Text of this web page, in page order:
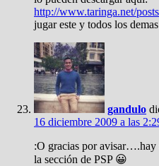
http://www.taringa.net/
jugar este y todos los
gandulo
16 diciembre 2009 a las
:O gracias por
la sección de PSP 😀